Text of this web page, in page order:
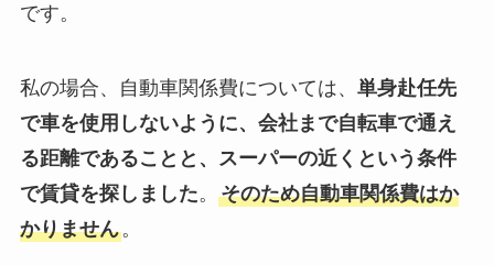
です。
私の場合、自動車関係費については、 単身赴任先
で車を使用しないように、会社まで自転車で通え
る距離であることと、スーパーの近くという条件
で賃貸を探しました。 そのため自動車関係費はか
かりません。